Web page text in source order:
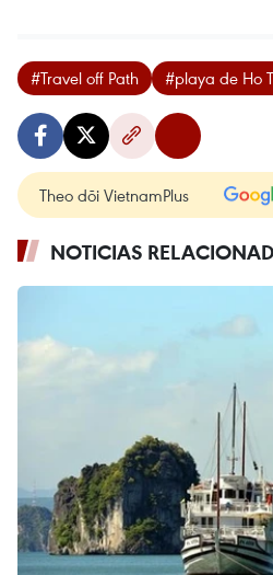
#Travel off Path #playa de Ho
Theo dõi VietnamPlus
NOTICIAS